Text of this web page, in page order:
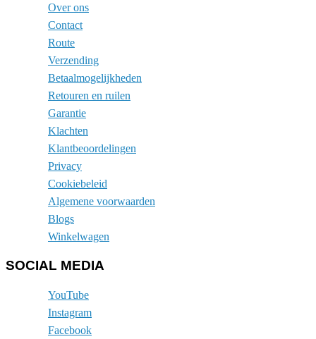
Over ons
Contact
Route
Verzending
Betaalmogelijkheden
Retouren en ruilen
Garantie
Klachten
Klantbeoordelingen
Privacy
Cookiebeleid
Algemene voorwaarden
Blogs
Winkelwagen
SOCIAL MEDIA
YouTube
Instagram
Facebook